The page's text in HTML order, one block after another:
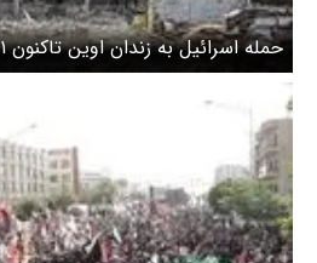
حمله اسرائیل به زندان اوین تاکنون ۷۱ شهید داشته است